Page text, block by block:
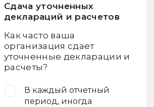
Сдача уточненных
деклараций и расчетов
Как часто ваша
организация сдает
уточненные декларации и
расчеты?
В каждый отчетный
период, иногда